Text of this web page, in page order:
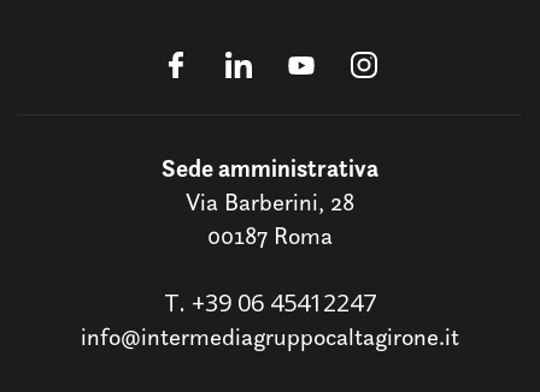
Sede amministrativa
Via Barberini, 28
00187 Roma
T. +39 06 45412247
info@intermediagruppocaltagirone.it